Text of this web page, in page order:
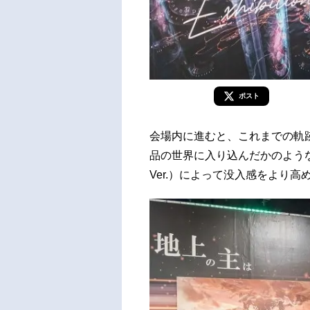
ポスト
会場内に進むと、これまでの軌
品の世界に入り込んだかのよ
Ver.）によって没入感をより高